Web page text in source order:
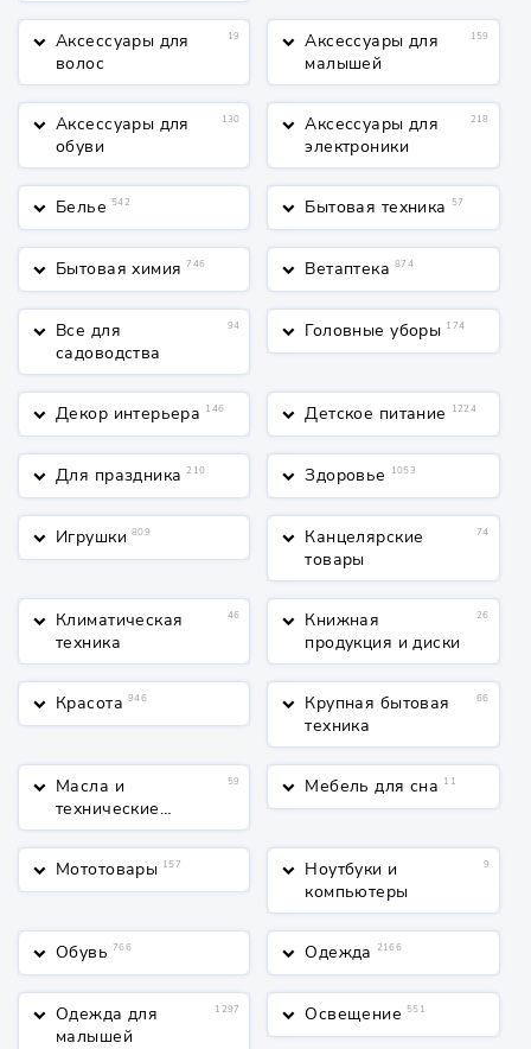
keyboard_arrow_down Аксессуары для
волос
19 keyboard_arrow_down Аксессуары для
малышей
159
keyboard_arrow_down Аксессуары для
обуви
130 keyboard_arrow_down Аксессуары для
электроники
218
keyboard_arrow_down Белье 542 keyboard_arrow_down Бытовая техника 57
keyboard_arrow_down Бытовая химия 746 keyboard_arrow_down Ветаптека 874
keyboard_arrow_down Все для
садоводства
94 keyboard_arrow_down Головные уборы 174
keyboard_arrow_down Декор интерьера 146 keyboard_arrow_down Детское питание 1224
keyboard_arrow_down Для праздника 210 keyboard_arrow_down Здоровье 1053
keyboard_arrow_down Игрушки 809 keyboard_arrow_down Канцелярские
товары
74
keyboard_arrow_down Климатическая
техника
46 keyboard_arrow_down Книжная
продукция и диски
26
keyboard_arrow_down Красота 946 keyboard_arrow_down Крупная бытовая
техника
66
keyboard_arrow_down Масла и
технические
жидкости
59 keyboard_arrow_down Мебель для сна 11
keyboard_arrow_down Мототовары 157 keyboard_arrow_down Ноутбуки и
компьютеры
9
keyboard_arrow_down Обувь 766 keyboard_arrow_down Одежда 2166
keyboard_arrow_down Одежда для
малышей
1297 keyboard_arrow_down Освещение 551